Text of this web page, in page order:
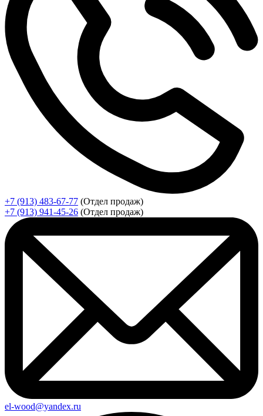
+7 (913) 483-67-77 (Отдел продаж)
+7 (913) 941-45-26 (Отдел продаж)
el-wood@yandex.ru